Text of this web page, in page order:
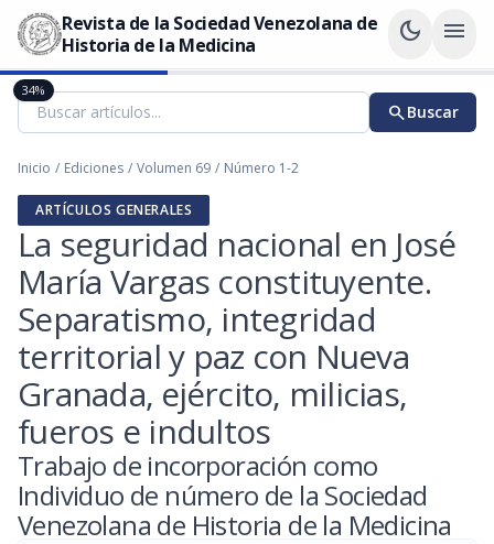
Revista de la Sociedad Venezolana de
Historia de la Medicina
dark_mode menu
searchBuscar
Inicio / Ediciones / Volumen 69 / Número 1-2
ARTÍCULOS GENERALES
La seguridad nacional en José
María Vargas constituyente.
Separatismo, integridad
territorial y paz con Nueva
Granada, ejército, milicias,
fueros e indultos
Trabajo de incorporación como
Individuo de número de la Sociedad
Venezolana de Historia de la Medicina
34%